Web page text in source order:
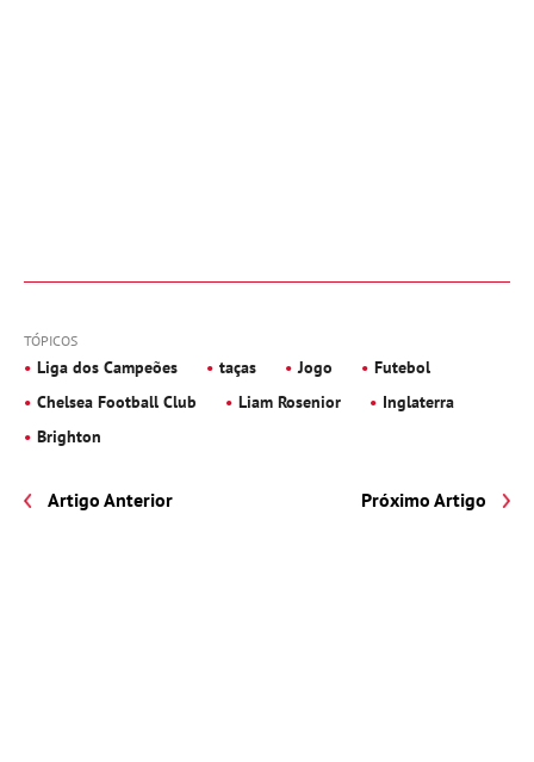
TÓPICOS
Liga dos Campeões taças Jogo
Futebol
Chelsea Football Club
Liam Rosenior
Inglaterra
Brighton
Artigo Anterior Próximo Artigo